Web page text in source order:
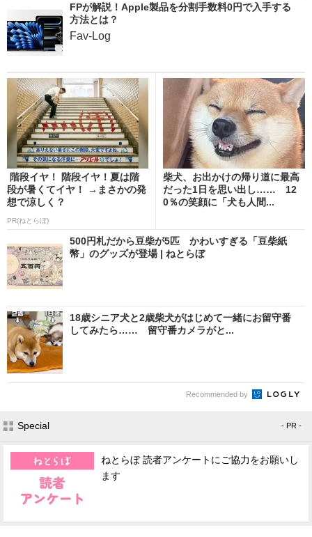
FPが解説！Apple製品を分割手数料0円で入手する
方法とは？
Fav-Log
階段イヤ！ 階段イヤ！夏は階
段が暑くてイヤ！ →まさかの発
想で涼しく？
PR(ねとらぼ)
柴犬、お出かけの帰り道に最高
だった1日を思い出し…… 12
0％の笑顔に「犬も人間...
500円札だから豆柴が5匹 かわいすぎる「豆柴紙
幣」のグッズが登場 | ねとらぼ
18歳シニア犬と2歳柴犬がはじめて一緒にお留守番
してみたら…… 留守番カメラがと...
Recommended by
Special - PR -
ねとらぼ 読者アンケートにご協力をお願いし
ます